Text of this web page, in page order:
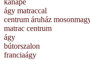
kanapé
ágy matraccal
centrum áruház
matrac centrum
ágy
bútorszalon
franciaágy